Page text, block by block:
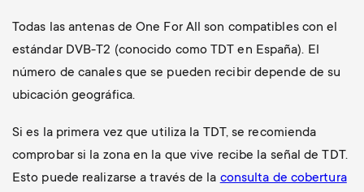
Todas las antenas de One For All son compatibles con el
estándar DVB-T2 (conocido como TDT en España). El
número de canales que se pueden recibir depende de su
ubicación geográfica.
Si es la primera vez que utiliza la TDT, se recomienda
comprobar si la zona en la que vive recibe la señal de TDT.
Esto puede realizarse a través de la consulta de cobertura